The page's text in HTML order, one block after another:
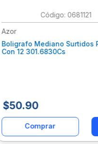
: 0681121
Azor
Boligrafo Mediano Surtidos
Con 12 301.6830Cs
$50.90
Comprar